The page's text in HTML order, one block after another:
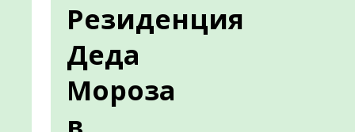
Резиденция
Деда
Мороза